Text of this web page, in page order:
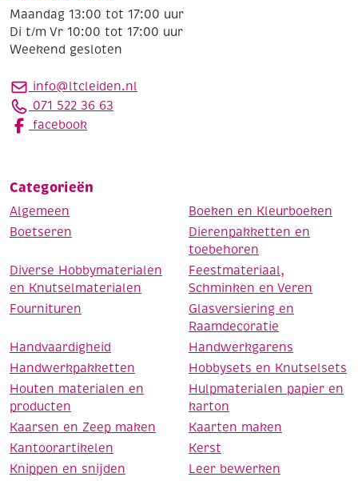
Maandag 13:00 tot 17:00 uur
Di t/m Vr 10:00 tot 17:00 uur
Weekend gesloten
info@ltcleiden.nl
071 522 36 63
facebook
Categorieën
Algemeen
Boeken en Kleurboeken
Boetseren
Dierenpakketten en
toebehoren
Diverse Hobbymaterialen
en Knutselmaterialen
Feestmateriaal,
Schminken en Veren
Fournituren
Glasversiering en
Raamdecoratie
Handvaardigheid
Handwerkgarens
Handwerkpakketten
Hobbysets en Knutselsets
Houten materialen en
producten
Hulpmaterialen papier en
karton
Kaarsen en Zeep maken
Kaarten maken
Kantoorartikelen
Kerst
Knippen en snijden
Leer bewerken